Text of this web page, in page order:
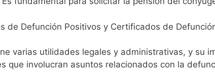
de Defunción Positivos y Certificados de
varias utilidades legales y administrativas, y su
que involucran asuntos relacionados con la